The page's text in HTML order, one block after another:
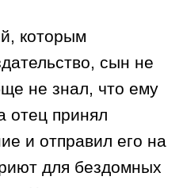
которым
сын не
не знал, что ему
отец принял
и отправил его на
для бездомных